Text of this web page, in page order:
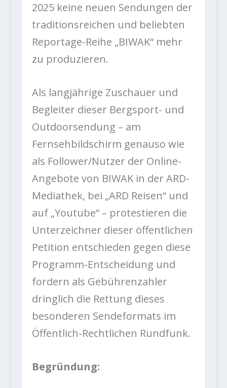
2025 keine neuen Sendungen der
traditionsreichen und beliebten
Reportage-Reihe „BIWAK“ mehr
zu produzieren.
Als langjährige Zuschauer und
Begleiter dieser Bergsport- und
Outdoorsendung – am
Fernsehbildschirm genauso wie
als Follower/Nutzer der Online-
Angebote von BIWAK in der ARD-
Mediathek, bei „ARD Reisen“ und
auf „Youtube“ – protestieren die
Unterzeichner dieser öffentlichen
Petition entschieden gegen diese
Programm-Entscheidung und
fordern als Gebührenzahler
dringlich die Rettung dieses
besonderen Sendeformats im
Öffentlich-Rechtlichen Rundfunk.
Begründung: